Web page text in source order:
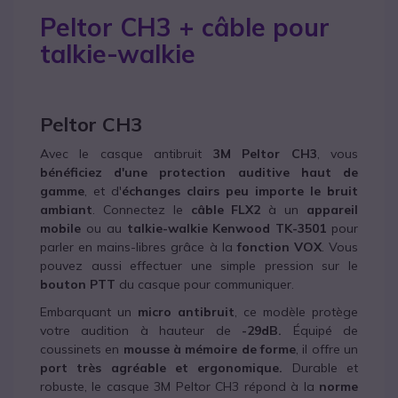
Peltor CH3 + câble pour
talkie-walkie
Peltor CH3
Avec le casque antibruit 3M Peltor CH3, vous
bénéficiez d'une protection auditive haut de
gamme, et d'échanges clairs peu importe le bruit
ambiant. Connectez le câble FLX2 à un appareil
mobile ou au talkie-walkie Kenwood TK-3501 pour
parler en mains-libres grâce à la fonction VOX. Vous
pouvez aussi effectuer une simple pression sur le
bouton PTT du casque pour communiquer.
Embarquant un micro antibruit, ce modèle protège
votre audition à hauteur de -29dB. Équipé de
coussinets en mousse à mémoire de forme, il offre un
port très agréable et ergonomique. Durable et
robuste, le casque 3M Peltor CH3 répond à la norme